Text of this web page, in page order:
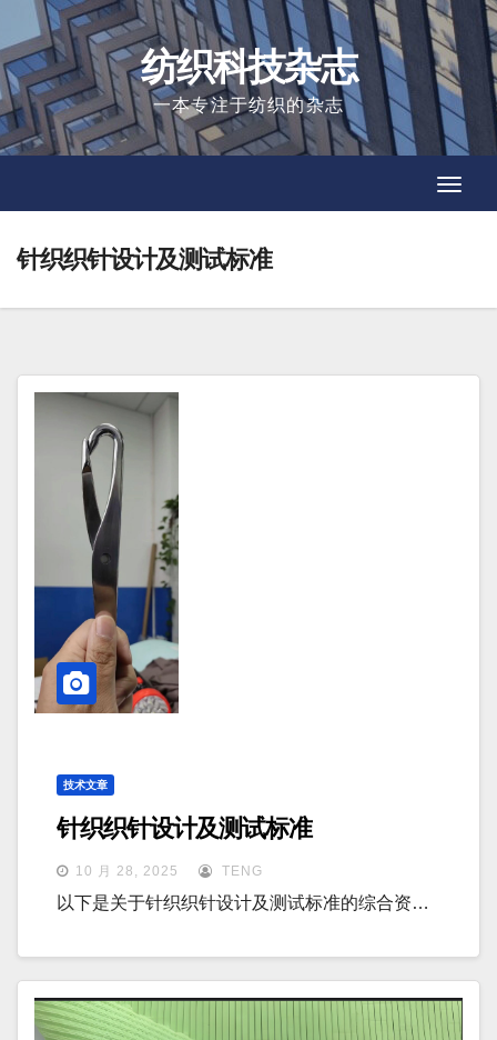
to
content
纺织科技杂志
一本专注于纺织的杂志
针织织针设计及测试标准
技术文章
针织织针设计及测试标准
10 月 28, 2025 TENG
以下是关于针织织针设计及测试标准的综合资…